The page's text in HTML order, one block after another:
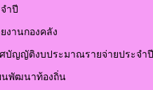
ำปี
งานกองคลัง
บัญญัติงบประมาณรายจ่ายประจำปี
พัฒนาท้องถิ่น